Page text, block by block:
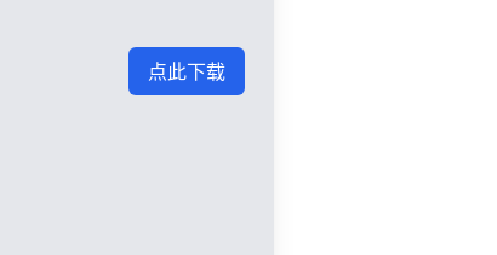
点此下载